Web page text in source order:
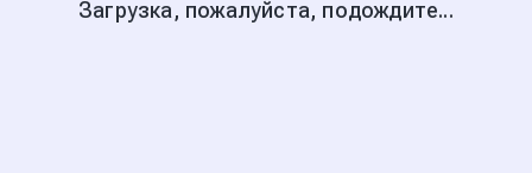
Загрузка, пожалуйста, подождите...